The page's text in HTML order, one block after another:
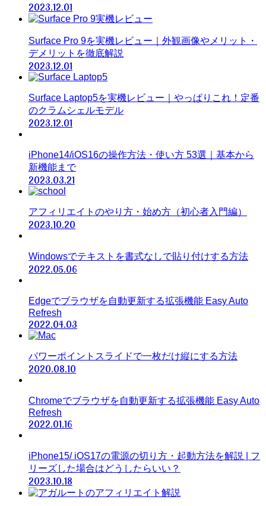
2023.12.01
Surface Pro 9を実機レビュー｜外観画像やメリット・
デメリットを徹底解説
2023.12.01
Surface Laptop5を実機レビュー｜やっぱりこれ！定番
のクラムシェルモデル
2023.12.01
iPhone14/iOS16の操作方法・使い方 53選｜基本から
新機能まで
2023.03.21
アフィリエイトのやり方・始め方（初心者入門編）
2023.10.20
Windowsでテキストを書式なしで貼り付けする方法
2022.05.06
Edgeでブラウザを自動更新する拡張機能 Easy Auto
Refresh
2022.04.03
パワーポイントスライドで一枚だけ縦にする方法
2020.08.10
Chromeでブラウザを自動更新する拡張機能 Easy Auto
Refresh
2022.01.16
iPhone15/ iOS17の電源の切り方・起動方法を解説 | フ
リーズした場合はどうしたらいい？
2023.10.18